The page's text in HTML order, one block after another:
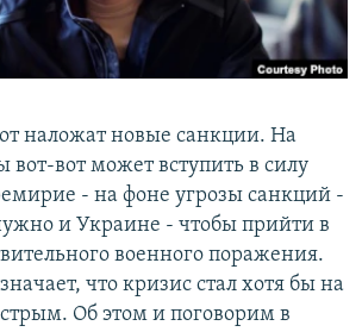
РАССЫЛКУ
РС
наложат новые санкции. На
вот-вот может вступить в силу
- на фоне угрозы санкций -
и Украине - чтобы прийти в
военного поражения.
что кризис стал хотя бы на
Об этом и поговорим в